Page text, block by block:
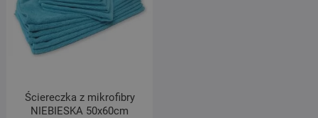
Ściereczka z mikrofibry
NIEBIESKA 50x60cm